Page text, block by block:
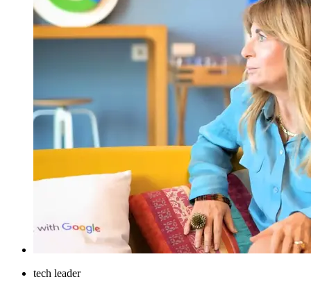
tech leader